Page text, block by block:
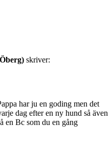
skriver:
har ju en goding men det
dag efter en ny hund så även
en Bc som du en gång